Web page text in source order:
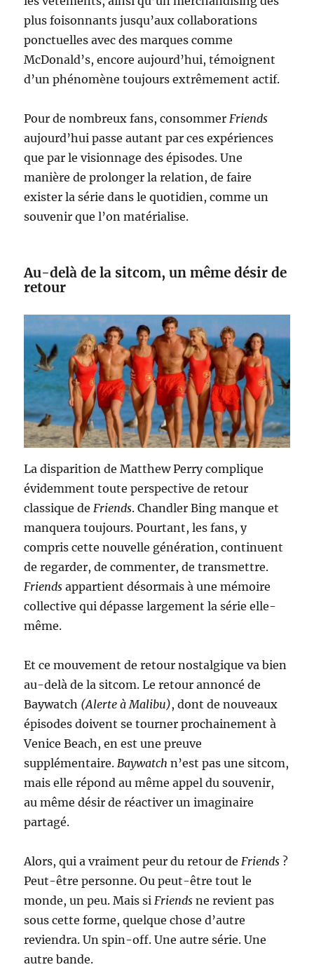
plus foisonnants jusqu’aux collaborations
ponctuelles avec des marques comme
McDonald’s, encore aujourd’hui, témoignent
d’un phénomène toujours extrêmement actif.
Pour de nombreux fans, consommerFriends
aujourd’hui passe autant par ces expériences
que par le visionnage des épisodes. Une
manière de prolonger la relation, de faire
exister la série dans le quotidien, comme un
souvenir que l’on matérialise.
Au-delà de la sitcom, un même désir de
retour
La disparition de Matthew Perry complique
évidemment toute perspective de retour
classique de Friends. Chandler Bing manque et
manquera toujours. Pourtant, les fans, y
compris cette nouvelle génération, continuent
de regarder, de commenter, de transmettre.
Friends appartient désormais à une mémoire
collective qui dépasse largement la série elle-
même.
Et ce mouvement de retour nostalgique va bien
au-delà de la sitcom. Le retour annoncé de
Baywatch (Alerte à Malibu), dont de nouveaux
épisodes doivent se tourner prochainement à
Venice Beach, en est une preuve
supplémentaire. Baywatch n’est pas une sitcom,
mais elle répond au même appel du souvenir,
au même désir de réactiver un imaginaire
partagé.
Alors, qui a vraiment peur du retour de Friends ?
Peut-être personne. Ou peut-être tout le
monde, un peu. Mais si Friends ne revient pas
sous cette forme, quelque chose d’autre
reviendra. Un spin-off. Une autre série. Une
autre bande.